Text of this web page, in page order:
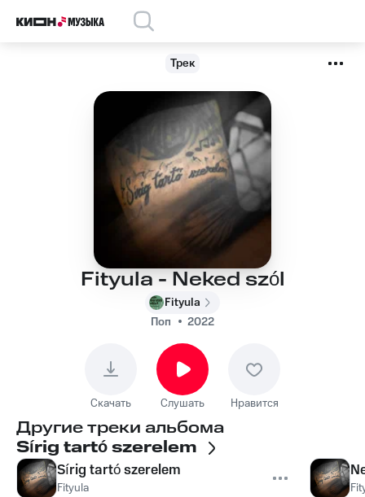
Трек
Fityula - Neked szól
Fityula
Поп
2022
Скачать Слушать Нравится
Другие треки альбома
Sírig tartó szerelem
Sírig tartó szerelem
Fityula